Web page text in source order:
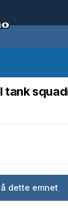
tank
dette emnet